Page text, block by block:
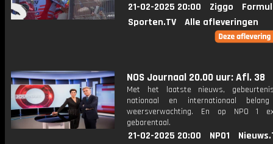
21-02-2025 20:00 Ziggo
Sporten.TV
Alle afleveringen
NOS Journaal 20.00 uur: Afl. 38
Met het laatste nieuws,
nationaal en internationaal
weersverwachting. En op NPO 1
gebarentaal.
21-02-2025 20:00 NPO1